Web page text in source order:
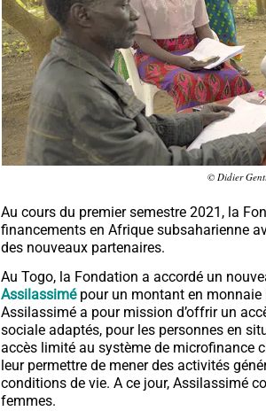
© Didier
Au cours du premier semestre 2021, la
financements en Afrique subsaharienne
des nouveaux partenaires.
Au Togo, la Fondation a accordé un
Assilassimé pour un montant en monnaie
Assilassimé a pour mission d’offrir un
sociale adaptés, pour les personnes en
accès limité au système de microfinance
leur permettre de mener des activités
conditions de vie. A ce jour, Assilassimé
femmes.